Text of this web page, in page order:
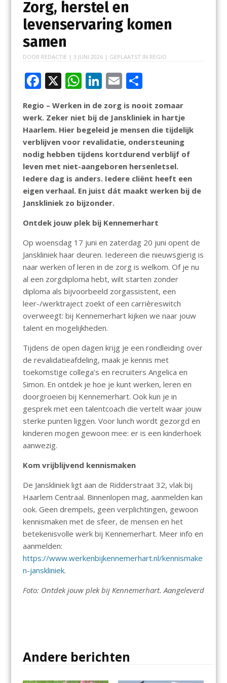
Zorg, herstel en
levenservaring komen
samen
DOOR REDACTIE | 3 JUNI 2026| GEPLAATST IN REGIO
F
e
b
o
o
k
X W
h
at
s
A
p
p
Li
k
e
dI
n
E
m
ai
l
D
el
e
n
Regio – Werken in de zorg is nooit zomaar
werk. Zeker niet bij de Janskliniek in hartje
Haarlem. Hier begeleid je mensen die tijdelijk
verblijven voor revalidatie, ondersteuning
nodig hebben tijdens kortdurend verblijf of
leven met niet-aangeboren hersenletsel.
Iedere dag is anders. Iedere cliënt heeft een
eigen verhaal. En juist dát maakt werken bij de
Janskliniek zo bijzonder.
Ontdek jouw plek bij Kennemerhart
Op woensdag 17 juni en zaterdag 20 juni opent de
Janskliniek haar deuren. Iedereen die nieuwsgierig is
naar werken of leren in de zorg is welkom. Of je nu
al een zorgdiploma hebt, wilt starten zonder
diploma als bijvoorbeeld zorgassistent, een
leer-/werktraject zoekt of een carrièreswitch
overweegt: bij Kennemerhart kijken we naar jouw
talent en mogelijkheden.
Tijdens de open dagen krijg je een rondleiding over
de revalidatieafdeling, maak je kennis met
toekomstige collega’s en recruiters Angelica en
Simon. En ontdek je hoe je kunt werken, leren en
doorgroeien bij Kennemerhart. Ook kun je in
gesprek met een talentcoach die vertelt waar jouw
sterke punten liggen. Voor lunch wordt gezorgd en
kinderen mogen gewoon mee: er is een kinderhoek
aanwezig.
Kom vrijblijvend kennismaken
De Janskliniek ligt aan de Ridderstraat 32, vlak bij
Haarlem Centraal. Binnenlopen mag, aanmelden kan
ook. Geen drempels, geen verplichtingen, gewoon
kennismaken met de sfeer, de mensen en het
betekenisvolle werk bij Kennemerhart. Meer info en
aanmelden:
https://www.werkenbijkennemerhart.nl/kennismake
n-janskliniek.
Foto: Ontdek jouw plek bij Kennemerhart. Aangeleverd
Andere berichten